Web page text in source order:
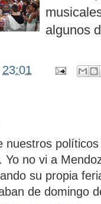
algunos
23:01
nuestros
Yo no vi a
su propia
de domingo